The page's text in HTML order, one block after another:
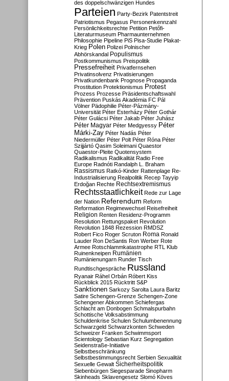
des doppelschwänzigen Hundes
Parteien Party-Bezirk Patentstreit
Patriotismus Pegasus Personenkennzahl
Persönlichkeitsrechte Petition Petőfi-
Literaturmuseum Pharmaunternehmen
Philosophie Pipeline PiS Pisa-Studie Plakat-
Krieg Polen Polizei Polnischer
Abhörskandal Populismus
Postkommunismus Preispolitik
Pressefreiheit Privatfernsehen
Privatinsolvenz Privatisierungen
Privatkundenbank Prognose Propaganda
Prostitution Protektionismus Protest
Prozess Prozesse Präsidentschaftswahl
Prävention Puskás Akadémia FC Pál
Völner Pädophilie Péter-Pázmány-
Universität Péter Esterházy Péter Gothár
Péter Gulácsi Péter Jakab Péter Juhász
Péter Magyar Péter Medgyessy Péter
Márki-Zay Péter Nadás Péter
Niedermüller Péter Polt Péter Róna Péter
Szijjártó Qasim Soleimani Quaestor
Quaestor-Pleite Quotensystem
Radikalismus Radikalität Radio Free
Europe Radnóti Randalph L. Braham
Rassismus Ratkó-Kinder Rattenplage Re-
Industrialisierung Realpolitik Recep Tayyip
Erdoğan Rechte Rechtsextremismus
Rechtsstaatlichkeit Rede zur Lage
der Nation Referendum Reform
Reformation Regimewechsel Reisefreiheit
Religion Renten Residenz-Programm
Resolution Rettungspaket Revolution
Revolution 1848 Rezession RMDSZ
Robert Fico Roger Scruton Roma Ronald
Lauder Ron DeSantis Ron Werber Rote
Armee Rotschlammkatastrophe RTL Klub
Ruinenkneipen Rumänien
Rumänienungarn Runder Tisch
Rundtischgespräche Russland
Ryanair Ráhel Orbán Róbert Kiss
Rückblick 2015 Rücktritt S&P
Sanktionen Sarkozy Sarolta Laura Baritz
Satire Schengen-Grenze Schengen-Zone
Schengener Abkommen Schiefergas
Schlacht am Donbogen Schmalspurbahn
Schottische Volksabstimmung
Schuldenkrise Schulen Schulumbenennung
Schwarzgeld Schwarzkonten Schweden
Schweizer Franken Schwimmsport
Scientology Sebastian Kurz Segregation
Seidenstraße-Initiative
Selbstbeschränkung
Selbstbestimmungsrecht Serbien Sexualität
Sexuelle Gewalt Sicherheitspolitik
Siebenbürgen Siegesparade Sinopharm
Skinheads Sklavengesetz Slomó Köves